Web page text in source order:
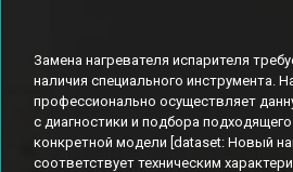
Замена нагревателя испарителя
наличия специального инструмента.
профессионально осуществляет
с диагностики и подбора
конкретной модели [dataset: Новый
соответствует техническим